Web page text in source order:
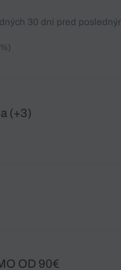
30 dní pred
(+3)
OD 90€